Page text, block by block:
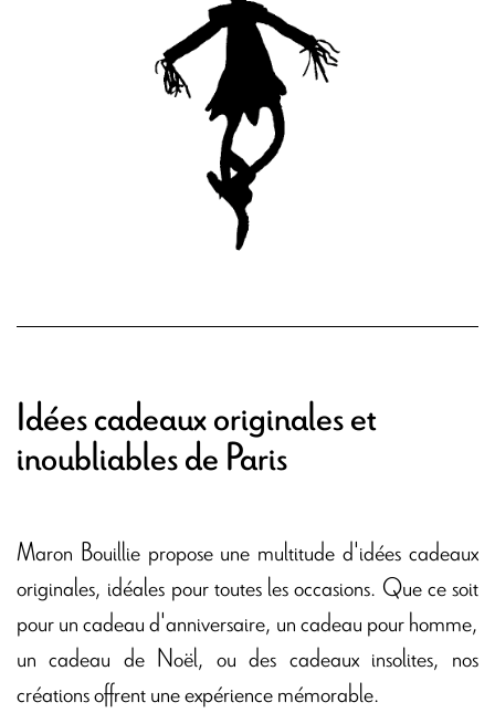
Idées cadeaux originales et
inoubliables de Paris
Maron Bouillie propose une multitude d'idées cadeaux
originales, idéales pour toutes les occasions. Que ce soit
pour un cadeau d'anniversaire, un cadeau pour homme,
un cadeau de Noël, ou des cadeaux insolites, nos
créations offrent une expérience mémorable.